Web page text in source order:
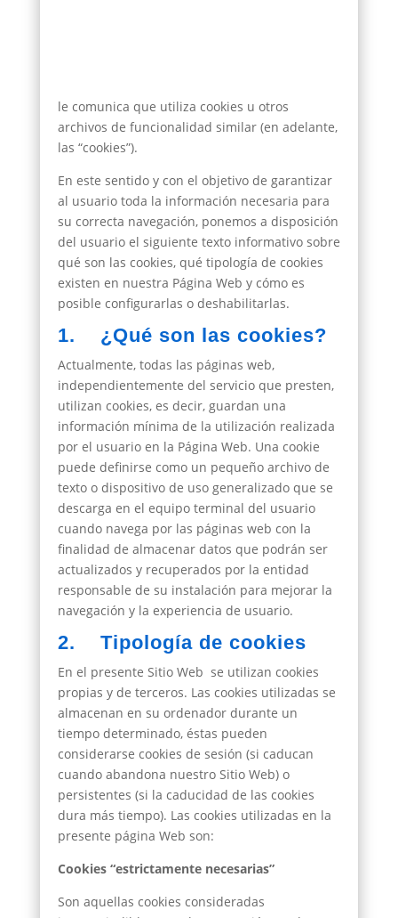
le comunica que utiliza cookies u otros
archivos de funcionalidad similar (en adelante,
las “cookies”).
En este sentido y con el objetivo de garantizar
al usuario toda la información necesaria para
su correcta navegación, ponemos a disposición
del usuario el siguiente texto informativo sobre
qué son las cookies, qué tipología de cookies
existen en nuestra Página Web y cómo es
posible configurarlas o deshabilitarlas.
1. ¿Qué son las cookies?
Actualmente, todas las páginas web,
independientemente del servicio que presten,
utilizan cookies, es decir, guardan una
información mínima de la utilización realizada
por el usuario en la Página Web. Una cookie
puede definirse como un pequeño archivo de
texto o dispositivo de uso generalizado que se
descarga en el equipo terminal del usuario
cuando navega por las páginas web con la
finalidad de almacenar datos que podrán ser
actualizados y recuperados por la entidad
responsable de su instalación para mejorar la
navegación y la experiencia de usuario.
2. Tipología de cookies
En el presente Sitio Web se utilizan cookies
propias y de terceros. Las cookies utilizadas se
almacenan en su ordenador durante un
tiempo determinado, éstas pueden
considerarse cookies de sesión (si caducan
cuando abandona nuestro Sitio Web) o
persistentes (si la caducidad de las cookies
dura más tiempo). Las cookies utilizadas en la
presente página Web son:
Cookies “estrictamente necesarias”
Son aquellas cookies consideradas